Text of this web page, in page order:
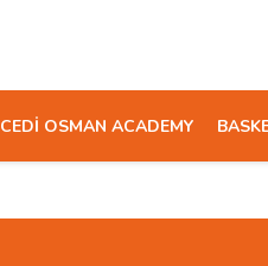
CEDİ OSMAN ACADEMY